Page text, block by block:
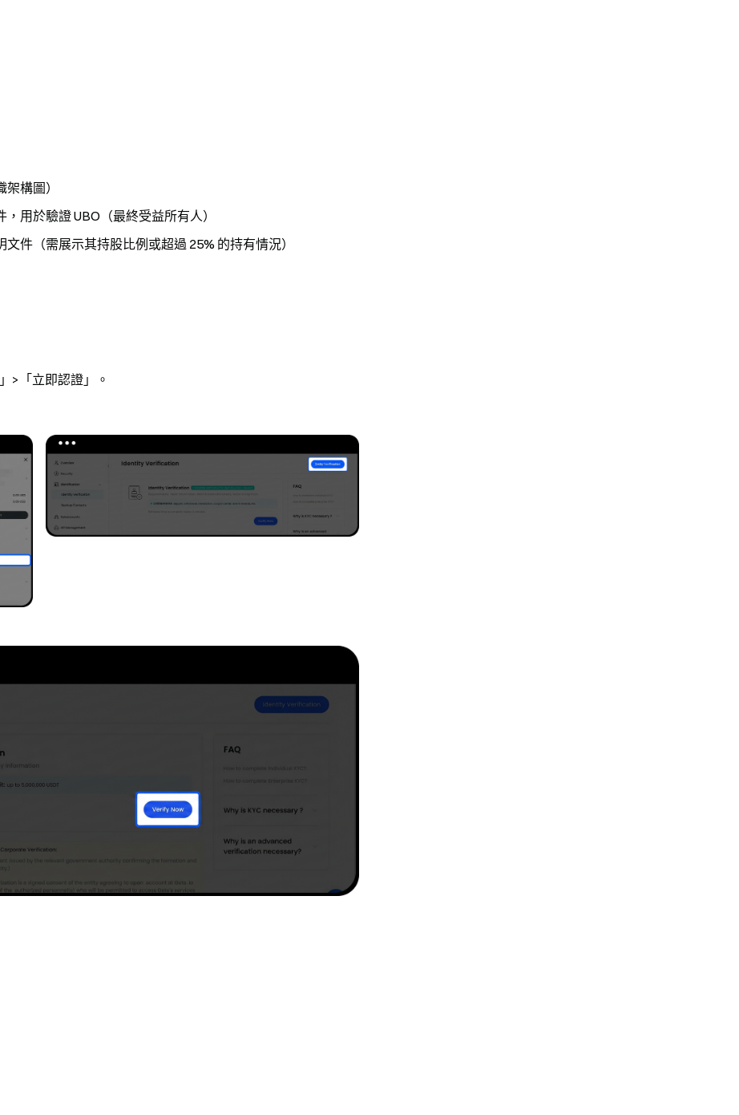
構圖）
用於驗證 UBO（最終受益所有人）
件（需展示其持股比例或超過 25% 的持有情況）
>「立即認證」。